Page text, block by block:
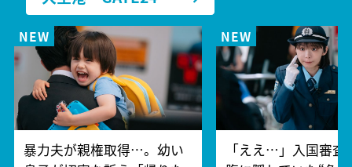
暴力夫が親権取得…。幼い
「ええ…」入国審査